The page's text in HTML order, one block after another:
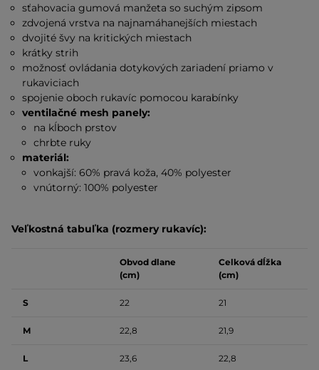
sťahovacia gumová manžeta so suchým zipsom
zdvojená vrstva na najnamáhanejších miestach
dvojité švy na kritických miestach
krátky strih
možnosť ovládania dotykových zariadení priamo v
rukaviciach
spojenie oboch rukavíc pomocou karabínky
ventilačné mesh panely:
na kĺboch prstov
chrbte ruky
materiál:
vonkajší: 60% pravá koža, 40% polyester
vnútorný: 100% polyester
Veľkostná tabuľka (rozmery rukavíc):
Obvod dlane
(cm)
Celková dĺžka
(cm)
S 22 21
M 22,8 21,9
L 23,6 22,8